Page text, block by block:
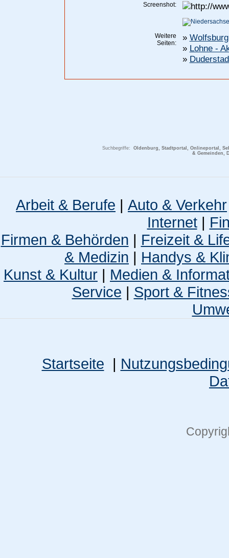
Screenshot:
Weitere
Seiten:
»
» Lohne -
»
Suchbegriffe: Oldenburg, Stadtportal, Onlineportal,
& Gemeinden,
Arbeit & Berufe | Auto & Verkehr
Internet|
Firmen & Behörden | Freizeit &
& Medizin | Handys &
Kunst & Kultur | Medien &
Service | Sport &
Startseite |